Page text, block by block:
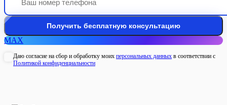
MAX
Даю согласие на сбор и обработку моих персональных данных в соответствии с
Политикой конфиденциальности